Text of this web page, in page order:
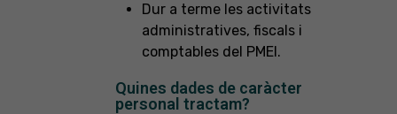
Dur a terme les activitats
administratives, fiscals i
comptables del PMEI.
Quines dades de caràcter
personal tractam?